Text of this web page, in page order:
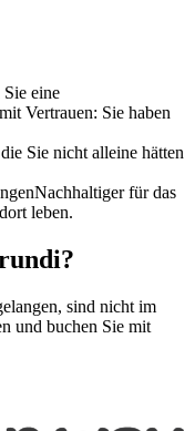
eine
Vertrauen: Sie haben
Sie nicht alleine hätten
Nachhaltiger für das
leben.
sind nicht im
und buchen Sie mit